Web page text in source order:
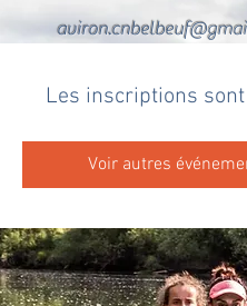
Les inscriptions
Voir autres